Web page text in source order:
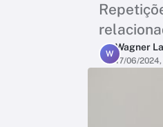
W
Wagner
17/06/2024,